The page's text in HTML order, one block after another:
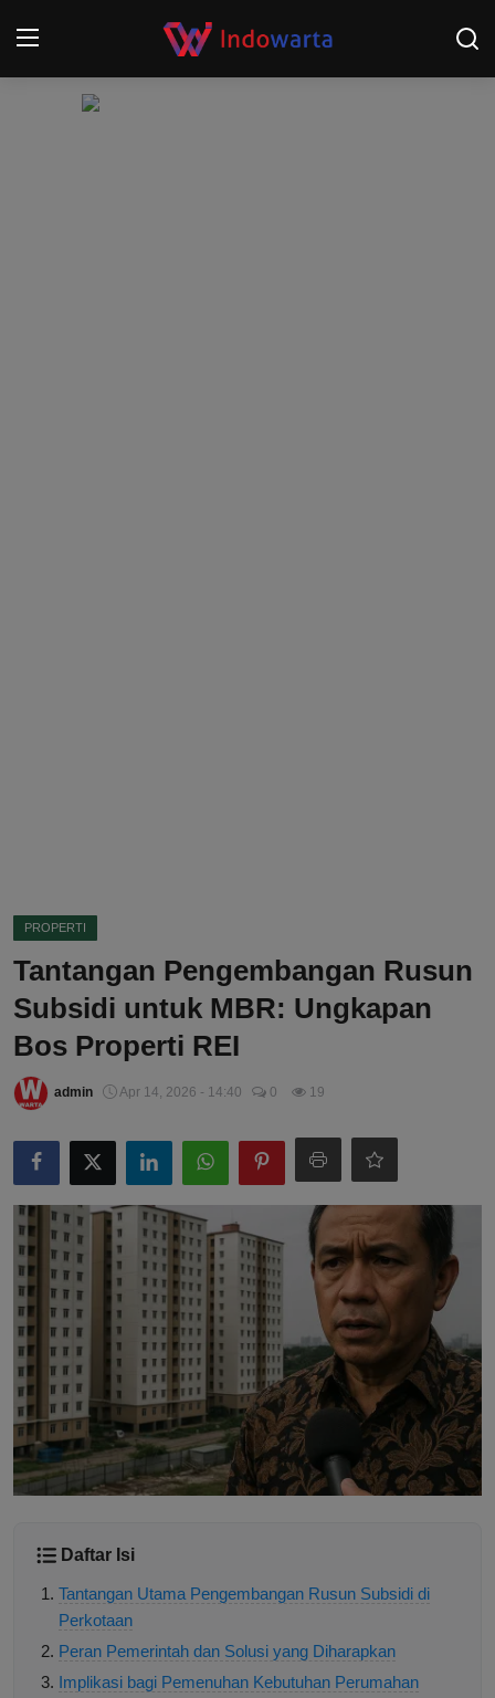
PROPERTI
Tantangan Pengembangan Rusun
Subsidi untuk MBR: Ungkapan
Bos Properti REI
admin Apr 14, 2026 - 14:40 0 19
Daftar Isi
Tantangan Utama Pengembangan Rusun Subsidi di
Perkotaan
Peran Pemerintah dan Solusi yang Diharapkan
Implikasi bagi Pemenuhan Kebutuhan Perumahan